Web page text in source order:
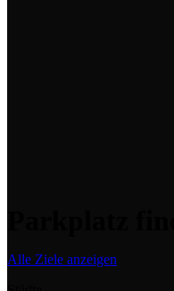
Alle Ziele anzeigen